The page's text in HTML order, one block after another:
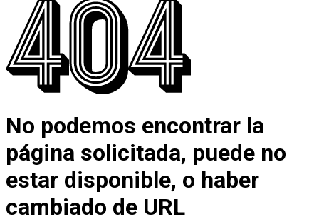
No podemos encontrar la
página solicitada, puede no
estar disponible, o haber
cambiado de URL